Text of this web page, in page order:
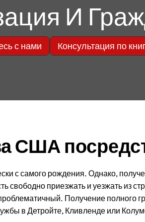
И
с нами Консультация по
США
с самого рождения. Однако,
свободно приезжать и уезжать из
Получение полного
в Детройте, Кливленде или